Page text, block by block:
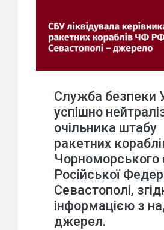
Служба безпеки
успішно
очільника штабу
ракетних
Чорноморського
Російської
Севастополі,
інформацією з
джерел.